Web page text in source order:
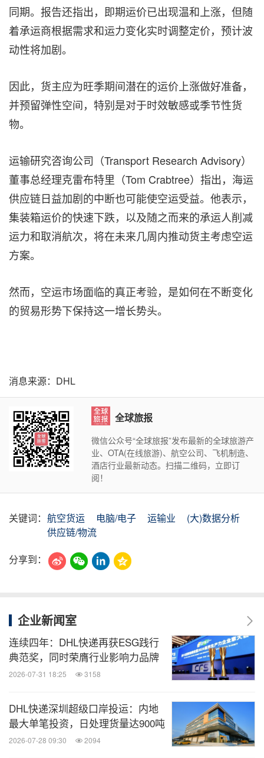
同期。报告还指出，即期运价已出现温和上涨，但随
着承运商根据需求和运力变化实时调整定价，预计波
动性将加剧。
因此，货主应为旺季期间潜在的运价上涨做好准备，
并预留弹性空间，特别是对于时效敏感或季节性货
物。
运输研究咨询公司（Transport Research Advisory）
董事总经理克雷布特里（Tom Crabtree）指出，海运
供应链日益加剧的中断也可能使空运受益。他表示，
集装箱运价的快速下跌，以及随之而来的承运人削减
运力和取消航次，将在未来几周内推动货主考虑空运
方案。
然而，空运市场面临的真正考验，是如何在不断变化
的贸易形势下保持这一增长势头。
消息来源：DHL
全球旅报
微信公众号“全球旅报”发布最新的全球旅游产
业、OTA(在线旅游)、航空公司、飞机制造、
酒店行业最新动态。扫描二维码，立即订
阅！
关键词： 航空货运 电脑/电子 运输业
(大)数据分析
供应链/物流
分享到：
企业新闻室
连续四年：DHL快递再获ESG践行
典范奖，同时荣膺行业影响力品牌
2026-07-31 18:25 3158
DHL快递深圳超级口岸投运：内地
最大单笔投资，日处理货量达900吨
2026-07-28 09:30 2094